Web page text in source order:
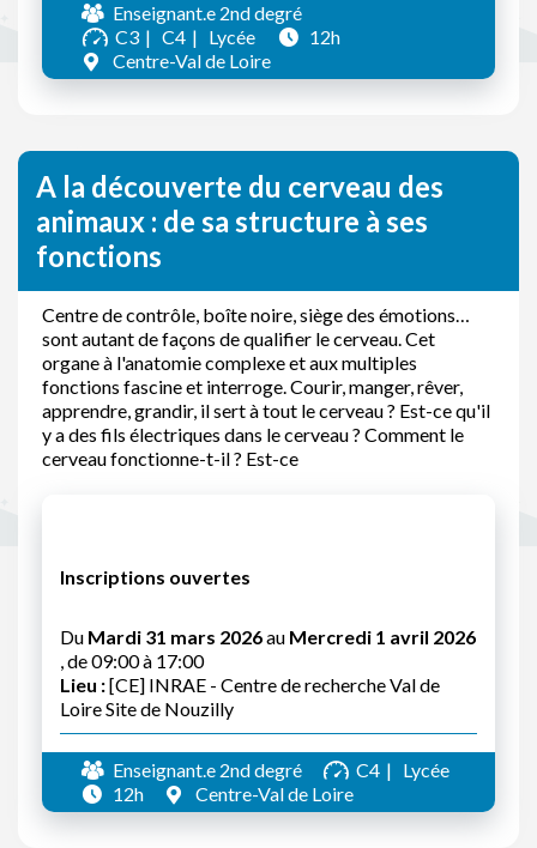
Enseignant.e 2nd degré
C3
C4 Lycée
12h
Centre-Val de Loire
A la découverte du cerveau des
animaux : de sa structure à ses
fonctions
Centre de contrôle, boîte noire, siège des émotions…
sont autant de façons de qualifier le cerveau. Cet
organe à l'anatomie complexe et aux multiples
fonctions fascine et interroge. Courir, manger, rêver,
apprendre, grandir, il sert à tout le cerveau ? Est-ce qu'il
y a des fils électriques dans le cerveau ? Comment le
cerveau fonctionne-t-il ? Est-ce
Inscriptions ouvertes
Du Mardi 31 mars 2026au Mercredi 1 avril 2026
, de 09:00 à 17:00
Lieu :[CE] INRAE - Centre de recherche Val de
Loire Site de Nouzilly
Enseignant.e 2nd degré C4
Lycée
12h
Centre-Val de Loire